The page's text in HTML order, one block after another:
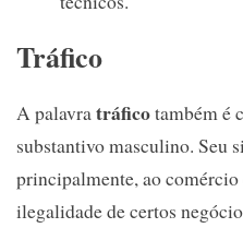
Tráfico
A palavratráficotambém é
substantivo masculino. Seu
principalmente, ao
ilegalidade de certos